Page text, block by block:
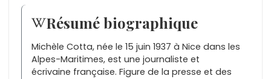
Résumé biographique
Michèle Cotta, née le 15 juin 1937 à Nice dans les
Alpes-Maritimes, est une journaliste et
écrivaine française. Figure de la presse et des